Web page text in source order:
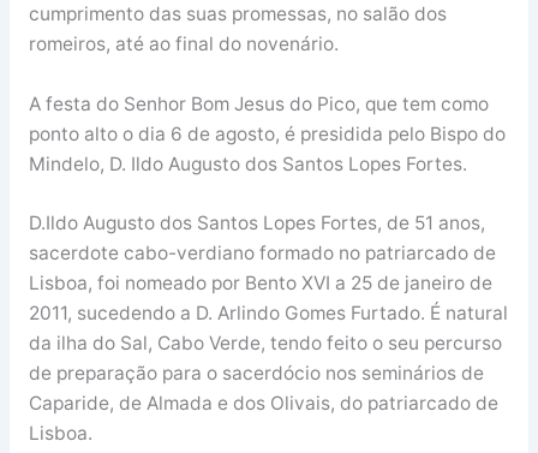
cumprimento das suas promessas, no salão dos
romeiros, até ao final do novenário.
A festa do Senhor Bom Jesus do Pico, que tem como
ponto alto o dia 6 de agosto, é presidida pelo Bispo do
Mindelo, D. Ildo Augusto dos Santos Lopes Fortes.
D.Ildo Augusto dos Santos Lopes Fortes, de 51 anos,
sacerdote cabo-verdiano formado no patriarcado de
Lisboa, foi nomeado por Bento XVI a 25 de janeiro de
2011, sucedendo a D. Arlindo Gomes Furtado. É natural
da ilha do Sal, Cabo Verde, tendo feito o seu percurso
de preparação para o sacerdócio nos seminários de
Caparide, de Almada e dos Olivais, do patriarcado de
Lisboa.